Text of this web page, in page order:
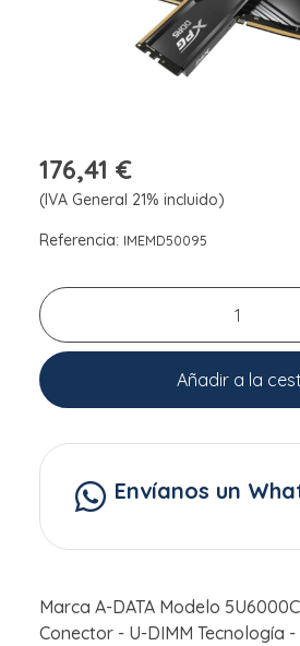
176,41 €
(IVA General 21% incluido)
Referencia: IMEMD50095
Añadir a la
Envíanos un
Marca A-DATA Modelo
Conector - U-DIMM Tecnología